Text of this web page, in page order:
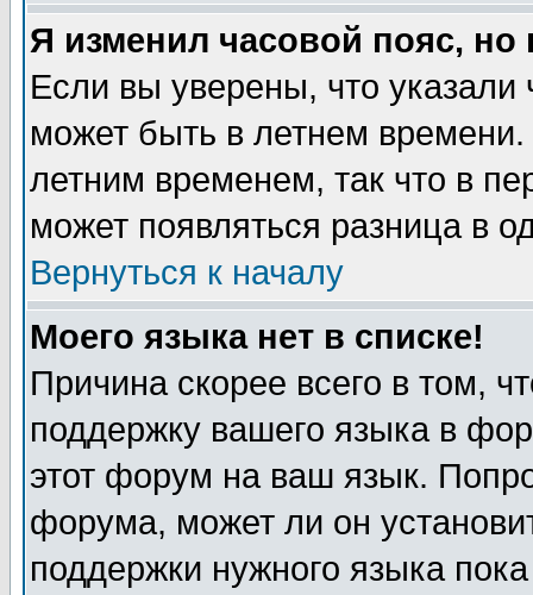
Я изменил часовой пояс,
Если вы уверены, что указали
может быть в летнем
летним временем, так что в
может появляться разница в
Вернуться к началу
Моего языка нет в списке!
Причина скорее всего в том,
поддержку вашего языка в
этот форум на ваш язык.
форума, может ли он
поддержки нужного языка